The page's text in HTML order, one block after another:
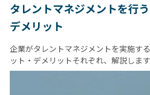
タレントマネジメントを行
デメリット
企業がタレントマネジメントを実施す
ット・デメリットそれぞれ、解説します